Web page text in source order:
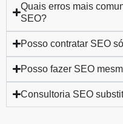
Quais erros mais
SEO?
Posso contratar SEO
Posso fazer SEO
Consultoria SEO